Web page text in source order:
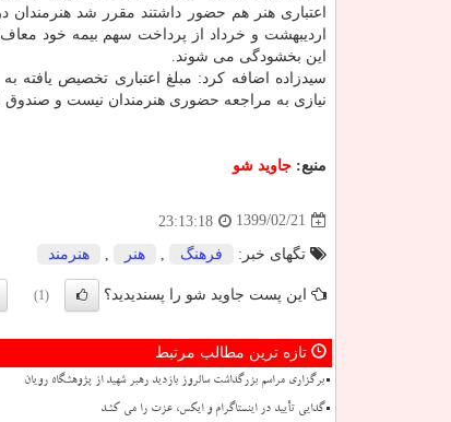
اعتباری هنر هم حضور داشتند مقرر شد هنرمندان
این بخشودگی می شوند.
نیازی به مراجعه حضوری هنرمندان نیست و صندوق
منبع: جاوید شو
1399/02/21
23:13:18
تگهای خبر: فرهنگ هنر هنرمند
این پست جاوید شو را پسندیدید؟ (1)
تازه ترین مطالب مرتبط
برگزاری مراسم بزرگداشت سالروز بازدید رهبر شهید از پژوهشگاه رویان
گدایی تأیید در اینستاگرام و ایکس، عزت را می کشد